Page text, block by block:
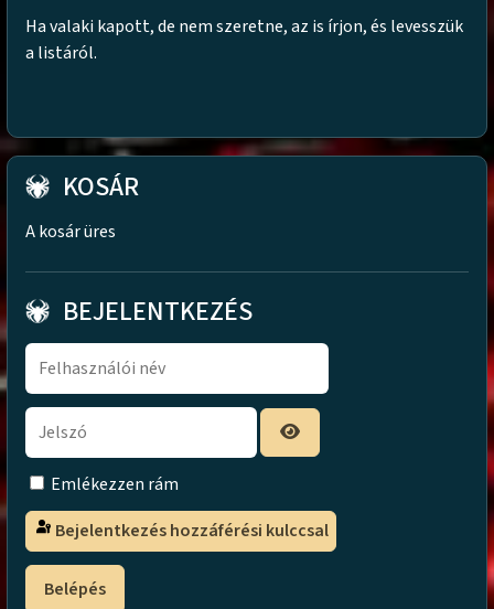
Ha valaki kapott, de nem szeretne, az is írjon, és levesszük
a listáról.
KOSÁR
A kosár üres
BEJELENTKEZÉS
Emlékezzen rám
Bejelentkezés hozzáférési kulccsal
Belépés